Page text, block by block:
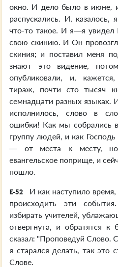
окно. И дело было в июне,
распускались. И,
что-то такое. И я—я увидел
свою скинию. И Он
скиния; и поставил меня
знают это видение,
опубликовали, и,
тираж, почти сто тысяч
семнадцати разных языках.
исполнилось, слово в
ошибки! Как мы собрались
группу людей, и как
— от места к месту,
евангельское поприще, и
пошло.
E-52
И как наступило
происходить эти
избирать учителей,
отвергнута, и обратятся
сказал: "Проповедуй Слово.
я старался делать, так это
Слове.